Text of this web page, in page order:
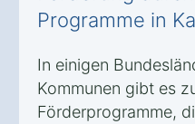
Programme in
In einigen
Kommunen gibt es
Förderprogramme,